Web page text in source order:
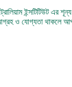
ইন্সটিটিউট এর
ও যোগ্যতা থাকলে